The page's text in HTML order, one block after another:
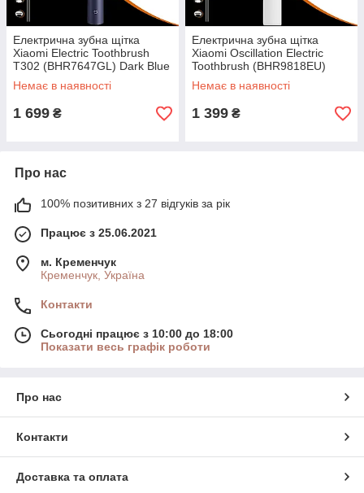
Електрична зубна щітка
Xiaomi Electric Toothbrush
T302 (BHR7647GL) Dark Blue
UA
Немає в наявності
1 699 ₴
Електрична зубна щітка
Xiaomi Oscillation Electric
Toothbrush (BHR9818EU)
White UA
Немає в наявності
1 399 ₴
Про нас
100% позитивних з 27 відгуків за рік
Працює з 25.06.2021
м. Кременчук
Кременчук, Україна
Контакти
Сьогодні працює з 10:00 до 18:00
Показати весь графік роботи
Про нас
Контакти
Доставка та оплата